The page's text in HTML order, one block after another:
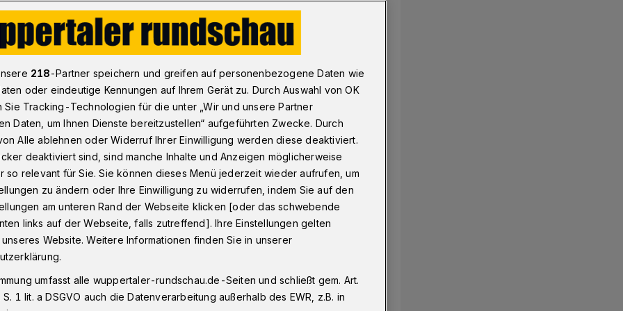
rund ums Klinikum
Euro in neues Parkhaus
rund ums
hat das HELIOS
auf seinem Gelände in Barmen
Anbau des Mitarbeiterparkhauses
Teil vergeben.
218-Partner speichern und greifen auf personenbezogene Daten wie
oder eindeutige Kennungen auf Ihrem Gerät zu. Durch Auswahl von OK
Sie Tracking-Technologien für die unter „Wir und unsere Partner
Daten, um Ihnen Dienste bereitzustellen“ aufgeführten Zwecke. Durch
Alle ablehnen oder Widerruf Ihrer Einwilligung werden diese deaktiviert.
deaktiviert sind, sind manche Inhalte und Anzeigen möglicherweise
so relevant für Sie. Sie können dieses Menü jederzeit wieder aufrufen, um
zu ändern oder Ihre Einwilligung zu widerrufen, indem Sie auf den
am unteren Rand der Webseite klicken [oder das schwebende
links auf der Webseite, falls zutreffend]. Ihre Einstellungen gelten
Website. Weitere Informationen finden Sie in unserer
umfasst alle wuppertaler-rundschau.de-Seiten und schließt gem. Art.
1 lit. a DSGVO auch die Datenverarbeitung außerhalb des EWR, z.B. in